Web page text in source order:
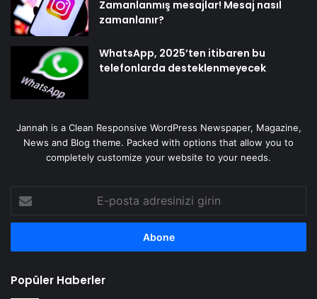
Zamanlanmış mesajlar! Mesaj nasıl
zamanlanır?
WhatsApp, 2025’ten itibaren bu
telefonlarda desteklenmeyecek
Jannah is a Clean Responsive WordPress Newspaper, Magazine,
News and Blog theme. Packed with options that allow you to
completely customize your website to your needs.
posta
adresinizi
Popüler Haberler